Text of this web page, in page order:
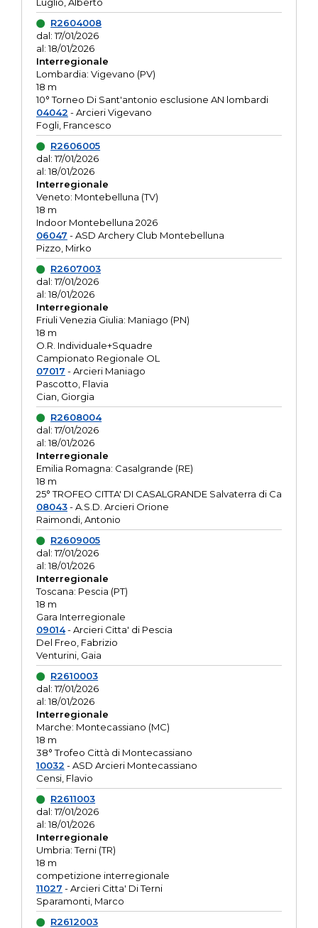
R2604008
dal: 17/01/2026
al: 18/01/2026
Interregionale
Lombardia: Vigevano (PV)
18 m
10° Torneo Di Sant'antonio esclusione AN lombardi
04042 - Arcieri Vigevano
Fogli, Francesco
R2606005
dal: 17/01/2026
al: 18/01/2026
Interregionale
Veneto: Montebelluna (TV)
18 m
Indoor Montebelluna 2026
06047 - ASD Archery Club Montebelluna
Pizzo, Mirko
R2607003
dal: 17/01/2026
al: 18/01/2026
Interregionale
Friuli Venezia Giulia: Maniago (PN)
18 m
O.R. Individuale+Squadre
Campionato Regionale OL
07017 - Arcieri Maniago
Pascotto, Flavia
Cian, Giorgia
R2608004
dal: 17/01/2026
al: 18/01/2026
Interregionale
Emilia Romagna: Casalgrande (RE)
18 m
25° TROFEO CITTA' DI CASALGRANDE Salvaterra di Ca
08043- A.S.D. Arcieri Orione
Raimondi, Antonio
R2609005
dal: 17/01/2026
al: 18/01/2026
Interregionale
Toscana: Pescia (PT)
18 m
Gara Interregionale
09014- Arcieri Citta' di Pescia
Del Freo, Fabrizio
Venturini, Gaia
R2610003
dal: 17/01/2026
al: 18/01/2026
Interregionale
Marche: Montecassiano (MC)
18 m
38° Trofeo Città di Montecassiano
10032 - ASD Arcieri Montecassiano
Censi, Flavio
R2611003
dal: 17/01/2026
al: 18/01/2026
Interregionale
Umbria: Terni (TR)
18 m
competizione interregionale
11027 - Arcieri Citta' Di Terni
Sparamonti, Marco
R2612003